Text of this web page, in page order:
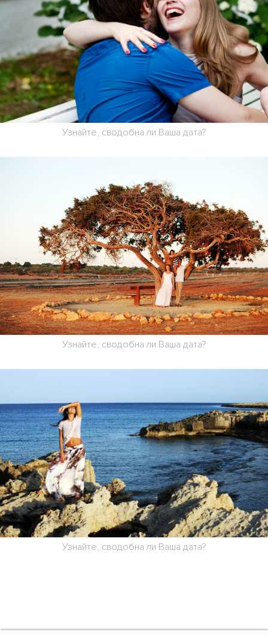
Узнайте, сводобна ли Ваша дата?
Узнайте, сводобна ли Ваша дата?
Узнайте, сводобна ли Ваша дата?